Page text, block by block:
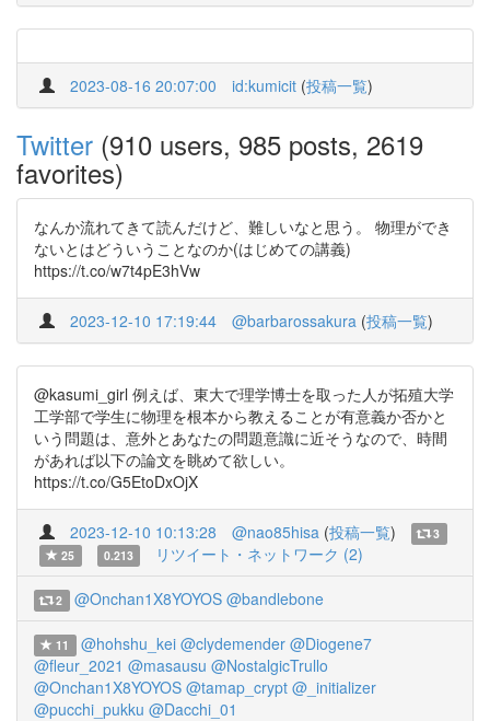
2023-08-16 20:07:00 id:kumicit (投稿一覧)
Twitter (910 users, 985 posts, 2619
favorites)
なんか流れてきて読んだけど、難しいなと思う。 物理ができ
ないとはどういうことなのか(はじめての講義)
https://t.co/w7t4pE3hVw
2023-12-10 17:19:44 @barbarossakura (投稿一覧)
@kasumi_girl 例えば、東大で理学博士を取った人が拓殖大学
工学部で学生に物理を根本から教えることが有意義か否かと
いう問題は、意外とあなたの問題意識に近そうなので、時間
があれば以下の論文を眺めて欲しい。
https://t.co/G5EtoDxOjX
2023-12-10 10:13:28 @nao85hisa (投稿一覧)
3
25
0.213 リツイート・ネットワーク (2)
2 @Onchan1X8YOYOS @bandlebone
11 @hohshu_kei @clydemender @Diogene7
@fleur_2021 @masausu @NostalgicTrullo
@Onchan1X8YOYOS @tamap_crypt @_initializer
@pucchi_pukku @Dacchi_01